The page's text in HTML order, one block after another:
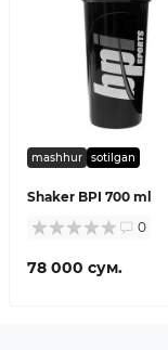
mashhur sotilgan
Shaker BPI 700 ml
0
78 000 сум.